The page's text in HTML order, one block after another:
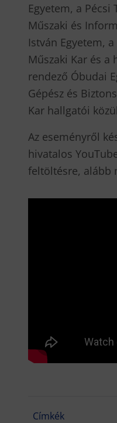
Egyetem, a Pécsi
Műszaki és
István Egyetem,
Műszaki Kar és a
rendező Óbudai
Gépész és
Kar hallgatói
Az eseményről
hivatalos
feltöltésre, alább
Címkék